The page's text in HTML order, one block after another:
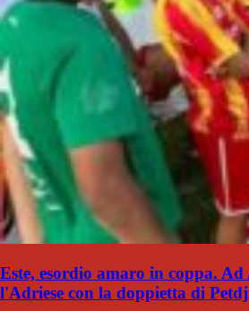
Este, esordio amaro in coppa. Ad
l'Adriese con la doppietta di